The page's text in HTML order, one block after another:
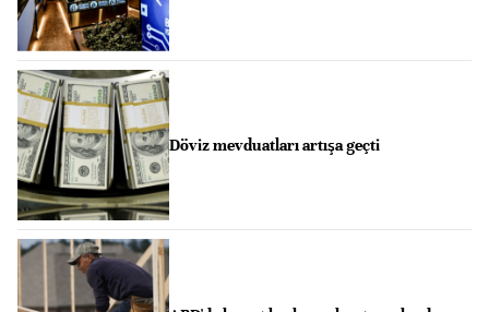
Döviz mevduatları artışa geçti